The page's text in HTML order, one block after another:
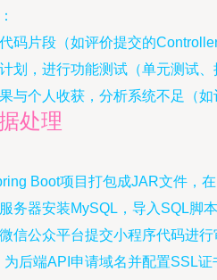
：
码片段（如评价提交的
计划，进行功能测试（单元测试
果与个人收获，分析系统不足（
处理
Boot项目打包成JAR文件，
服务器安装MySQL，导入SQL脚
微信公众平台提交小程序代码进
为后端API申请域名并配置SSL证